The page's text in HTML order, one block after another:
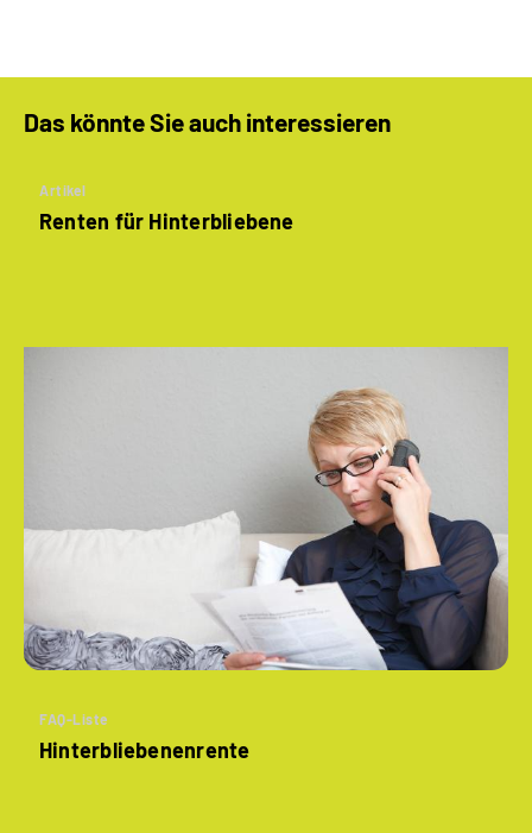
Das könnte Sie auch interessieren
Artikel
Renten für Hinterbliebene
FAQ-Liste
Hinterbliebenenrente